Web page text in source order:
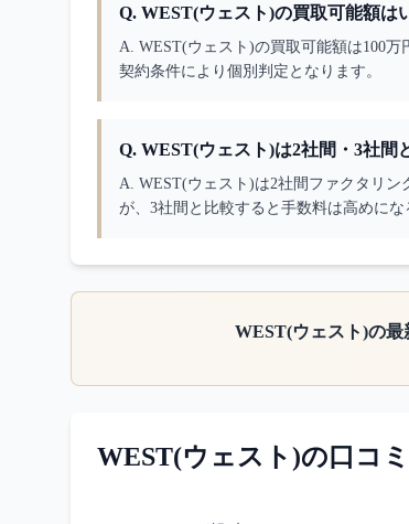
Q. WEST(ウェスト)の買取可能額は
A. WEST(ウェスト)の買取可能額は100
契約条件により個別判定となります。
Q. WEST(ウェスト)は2社間・3社間
A. WEST(ウェスト)は2社間ファクタリ
が、3社間と比較すると手数料は高めにな
WEST(ウェスト)の最
WEST(ウェスト)の口コ